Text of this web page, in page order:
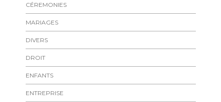
CÉREMONIES
MARIAGES
DIVERS
DROIT
ENFANTS
ENTREPRISE